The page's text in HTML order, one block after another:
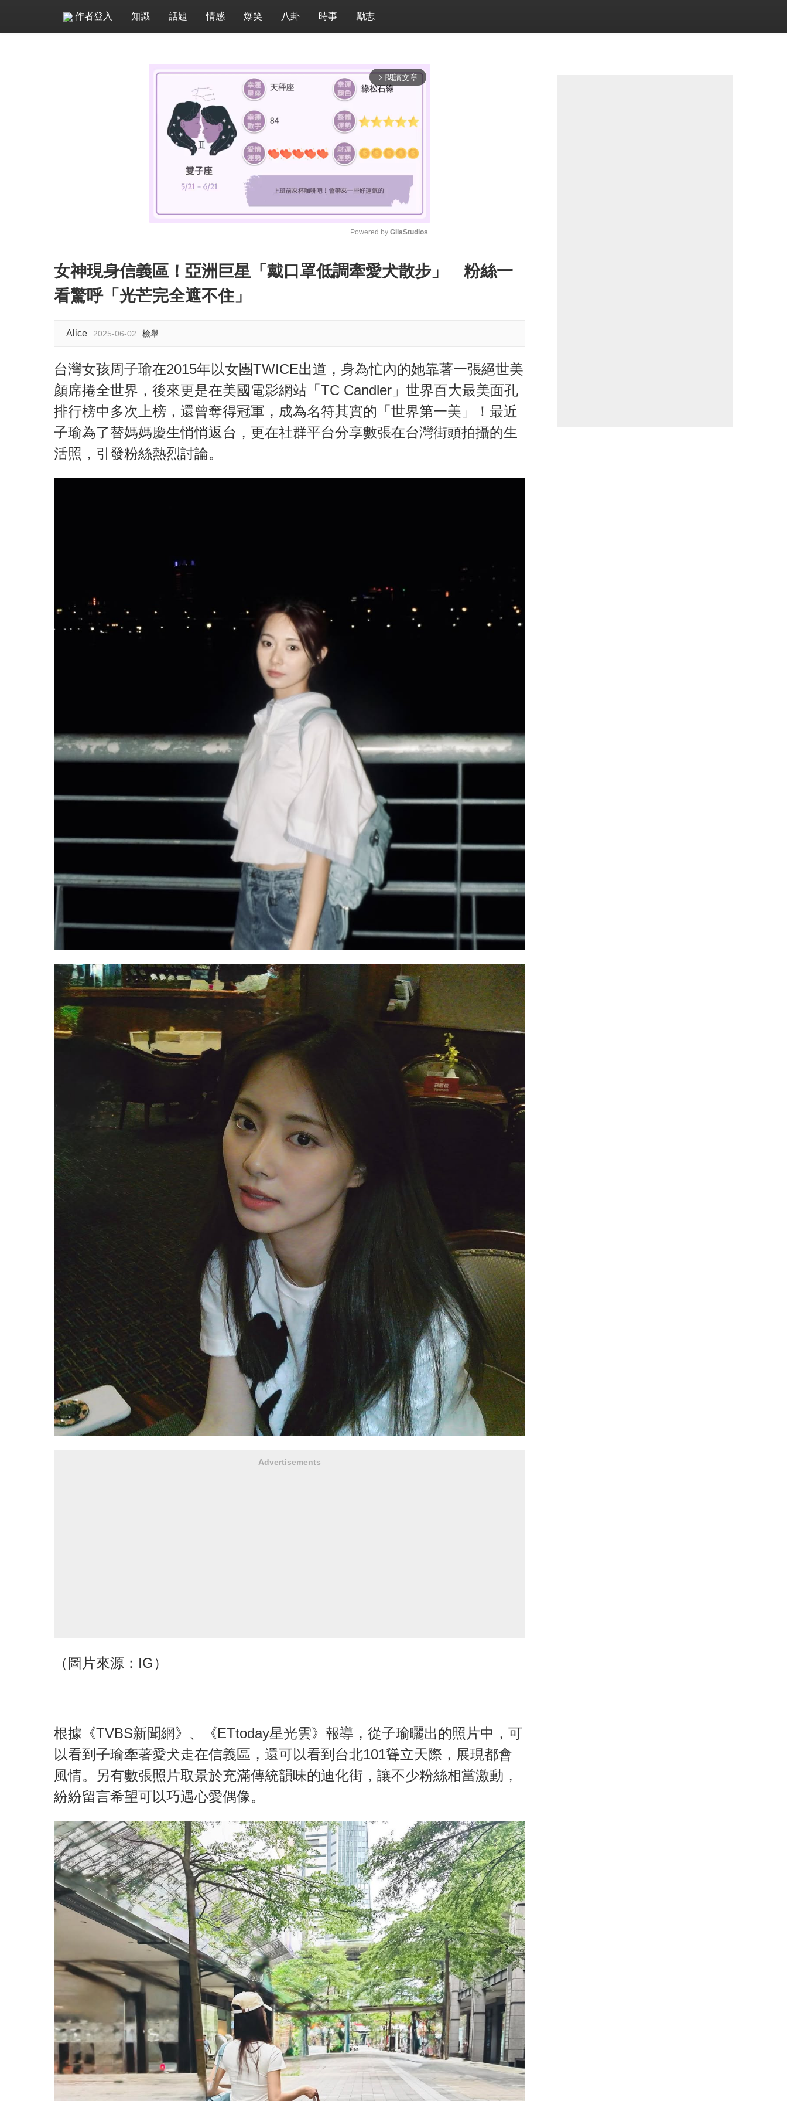
作者登入 知識 話題 情感 爆笑 八卦 時事 勵志
arrow_forward_ios 閱讀文章
M
u
Powered by GliaStudios
女神現身信義區！亞洲巨星「戴口罩低調牽愛犬散步」 粉絲一
看驚呼「光芒完全遮不住」
Alice 2025-06-02 檢舉
台灣女孩周子瑜在2015年以女團TWICE出道，身為忙內的她靠著一張絕世美
顏席捲全世界，後來更是在美國電影網站「TC Candler」世界百大最美面孔
排行榜中多次上榜，還曾奪得冠軍，成為名符其實的「世界第一美」！最近
子瑜為了替媽媽慶生悄悄返台，更在社群平台分享數張在台灣街頭拍攝的生
活照，引發粉絲熱烈討論。
Advertisements
（圖片來源：IG）
根據《TVBS新聞網》、《ETtoday星光雲》報導，從子瑜曬出的照片中，可
以看到子瑜牽著愛犬走在信義區，還可以看到台北101聳立天際，展現都會
風情。另有數張照片取景於充滿傳統韻味的迪化街，讓不少粉絲相當激動，
紛紛留言希望可以巧遇心愛偶像。